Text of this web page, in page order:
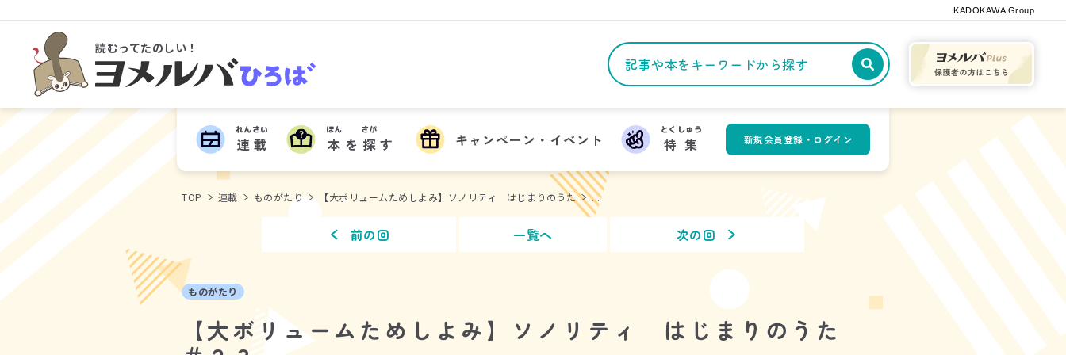
KADOKAWA Group
読むってたのしい！
ヨメルバひろば 記事や本をキーワードから探す
連載
れんさい
本
ほん
を 探
さが
す キャンペーン・イベント 特集
とくしゅう
新規会員登録・ログイン
TOP 連載 ものがたり 【大ボリュームためしよみ】ソノリティ はじまりのうた ...
前の回 一覧へ 次の回
ものがたり
【大ボリュームためしよみ】ソノリティ はじまりのうた